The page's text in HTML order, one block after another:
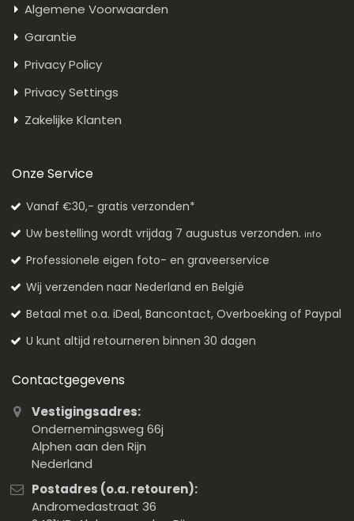
Algemene Voorwaarden
Garantie
Privacy Policy
Privacy Settings
Zakelijke Klanten
Onze Service
Vanaf €30,- gratis verzonden*
Uw bestelling wordt vrijdag 7 augustus verzonden. info
Professionele eigen foto- en graveerservice
Wij verzenden naar Nederland en België
Betaal met o.a. iDeal, Bancontact, Overboeking of Paypal
U kunt altijd retourneren binnen 30 dagen
Contactgegevens
Vestigingsadres:
Ondernemingsweg 66j
Alphen aan den Rijn
Nederland
Postadres (o.a. retouren):
Andromedastraat 36